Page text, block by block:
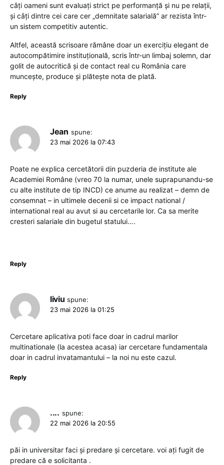
câți oameni sunt evaluați strict pe performanță și nu pe relații,
și câți dintre cei care cer „demnitate salarială” ar rezista într-
un sistem competitiv autentic.
Altfel, această scrisoare rămâne doar un exercițiu elegant de
autocompătimire instituțională, scris într-un limbaj solemn, dar
golit de autocritică și de contact real cu România care
muncește, produce și plătește nota de plată.
Reply
Jean spune:
23 mai 2026 la 07:43
Poate ne explica cercetătorii din puzderia de institute ale
Academiei Române (vreo 70 la numar, unele suprapunandu-se
cu alte institute de tip INCD) ce anume au realizat – demn de
consemnat – in ultimele decenii si ce impact national /
international real au avut si au cercetarile lor. Ca sa merite
cresteri salariale din bugetul statului….
Reply
liviu spune:
23 mai 2026 la 01:25
Cercetare aplicativa poti face doar in cadrul marilor
multinationale (la acestea acasa) iar cercetare fundamentala
doar in cadrul invatamantului – la noi nu este cazul.
Reply
.... spune:
22 mai 2026 la 20:55
păi in universitar faci și predare și cercetare. voi ați fugit de
predare că e solicitanta .